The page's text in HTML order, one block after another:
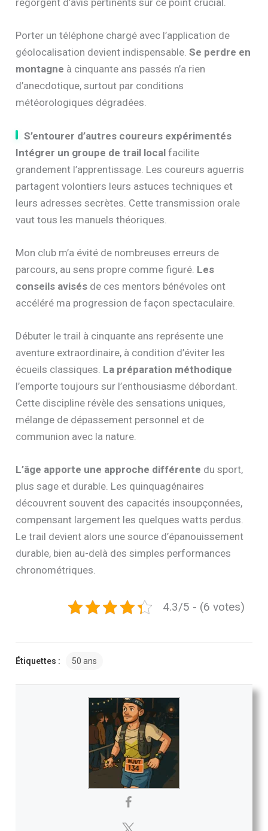
regorgent d’avis pertinents sur ce point crucial.
Porter un téléphone chargé avec l’application de
géolocalisation devient indispensable.Se perdre en
montagne à cinquante ans passés n’a rien
d’anecdotique, surtout par conditions
météorologiques dégradées.
S’entourer d’autres coureurs expérimentés
Intégrer un groupe de trail local facilite
grandement l’apprentissage. Les coureurs aguerris
partagent volontiers leurs astuces techniques et
leurs adresses secrètes. Cette transmission orale
vaut tous les manuels théoriques.
Mon club m’a évité de nombreuses erreurs de
parcours, au sens propre comme figuré. Les
conseils avisés de ces mentors bénévoles ont
accéléré ma progression de façon spectaculaire.
Débuter le trail à cinquante ans représente une
aventure extraordinaire, à condition d’éviter les
écueils classiques. La préparation méthodique
l’emporte toujours sur l’enthousiasme débordant.
Cette discipline révèle des sensations uniques,
mélange de dépassement personnel et de
communion avec la nature.
L’âge apporte une approche différente du sport,
plus sage et durable. Les quinquagénaires
découvrent souvent des capacités insoupçonnées,
compensant largement les quelques watts perdus.
Le trail devient alors une source d’épanouissement
durable, bien au-delà des simples performances
chronométriques.
4.3/5 - (6 votes)
Étiquettes : 50 ans